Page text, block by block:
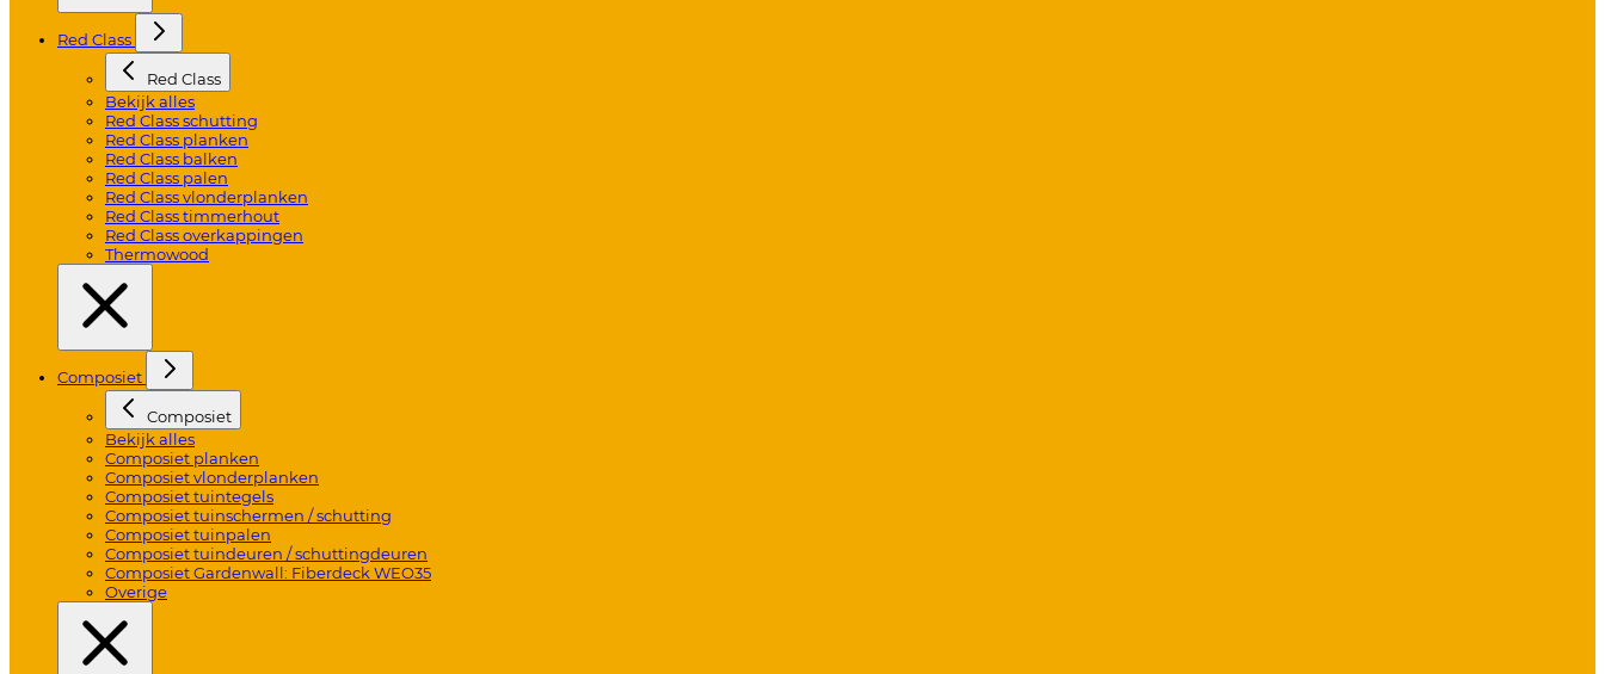
Red Class
Red Class
Bekijk alles
Red Class schutting
Red Class planken
Red Class balken
Red Class palen
Red Class vlonderplanken
Red Class timmerhout
Red Class overkappingen
Thermowood
Composiet
Composiet
Bekijk alles
Composiet planken
Composiet vlonderplanken
Composiet tuintegels
Composiet tuinschermen / schutting
Composiet tuinpalen
Composiet tuindeuren / schuttingdeuren
Composiet Gardenwall: Fiberdeck WEO35
Overige